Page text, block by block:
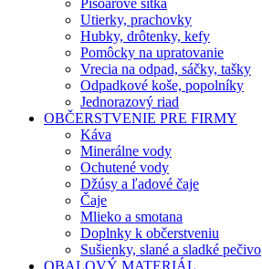
Pisoárové sitká
Utierky, prachovky
Hubky, drôtenky, kefy
Pomôcky na upratovanie
Vrecia na odpad, sáčky, tašky
Odpadkové koše, popolníky
Jednorazový riad
OBČERSTVENIE PRE FIRMY
Káva
Minerálne vody
Ochutené vody
Džúsy a ľadové čaje
Čaje
Mlieko a smotana
Doplnky k občerstveniu
Sušienky, slané a sladké pečivo
OBALOVÝ MATERIÁL